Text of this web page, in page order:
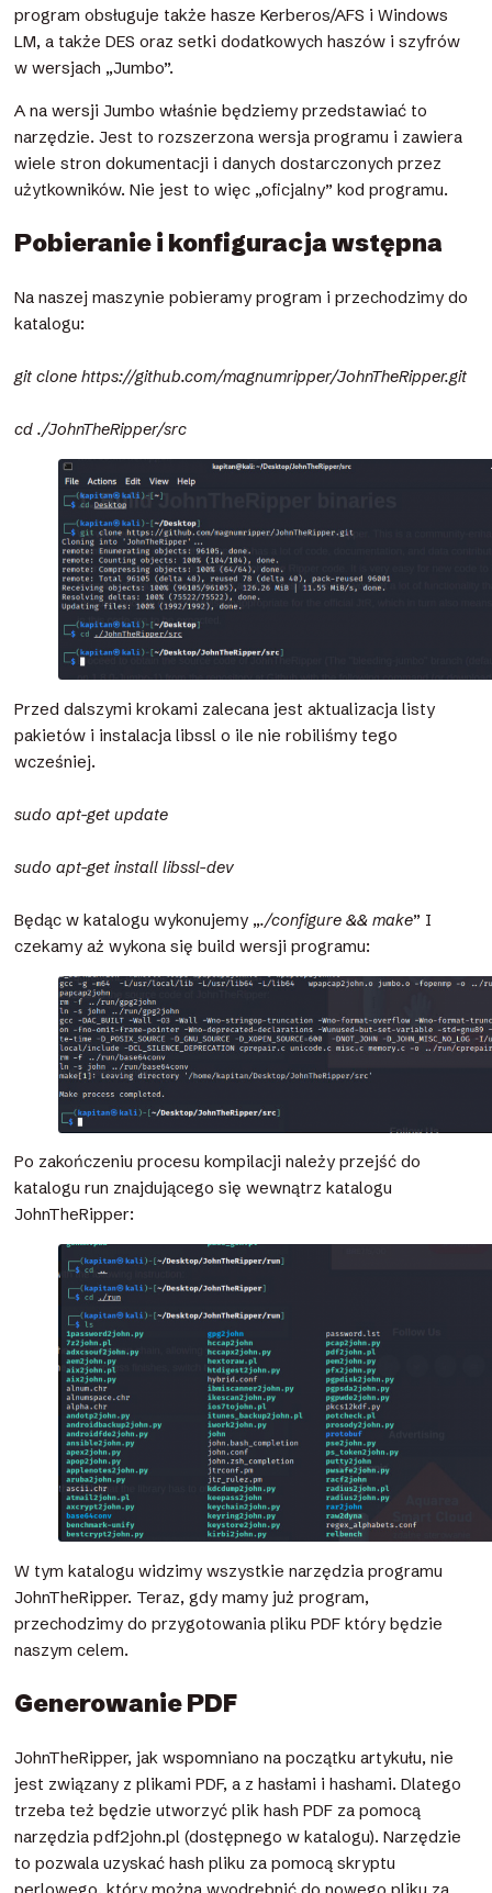
program obsługuje także hasze Kerberos/AFS i Windows
LM, a także DES oraz setki dodatkowych haszów i szyfrów
w wersjach „Jumbo”.
A na wersji Jumbo właśnie będziemy przedstawiać to
narzędzie. Jest to rozszerzona wersja programu i zawiera
wiele stron dokumentacji i danych dostarczonych przez
użytkowników. Nie jest to więc „oficjalny” kod programu.
Pobieranie i konfiguracja wstępna
Na naszej maszynie pobieramy program i przechodzimy do
katalogu:
git clone https://github.com/magnumripper/JohnTheRipper.git
cd ./JohnTheRipper/src
Przed dalszymi krokami zalecana jest aktualizacja listy
pakietów i instalacja libssl o ile nie robiliśmy tego
wcześniej.
sudo apt-get update
sudo apt-get install libssl-dev
Będąc w katalogu wykonujemy „./configure && make” I
czekamy aż wykona się build wersji programu:
Po zakończeniu procesu kompilacji należy przejść do
katalogu run znajdującego się wewnątrz katalogu
JohnTheRipper:
W tym katalogu widzimy wszystkie narzędzia programu
JohnTheRipper. Teraz, gdy mamy już program,
przechodzimy do przygotowania pliku PDF który będzie
naszym celem.
Generowanie PDF
JohnTheRipper, jak wspomniano na początku artykułu, nie
jest związany z plikami PDF, a z hasłami i hashami. Dlatego
trzeba też będzie utworzyć plik hash PDF za pomocą
narzędzia pdf2john.pl (dostępnego w katalogu). Narzędzie
to pozwala uzyskać hash pliku za pomocą skryptu